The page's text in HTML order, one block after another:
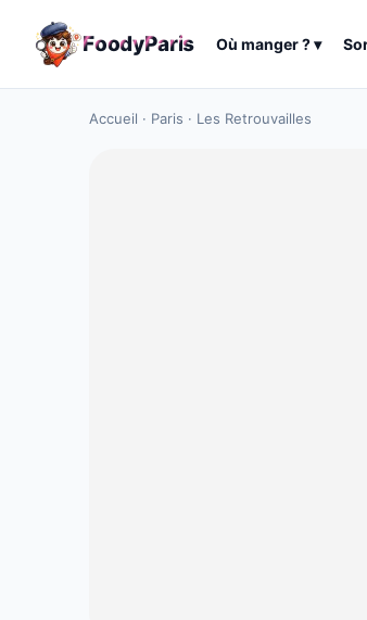
FoodyParis Où manger ?▾
Accueil · Paris · Les Retrouvailles